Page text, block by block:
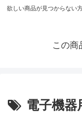
欲しい商品が見つからない
この商
電子機器